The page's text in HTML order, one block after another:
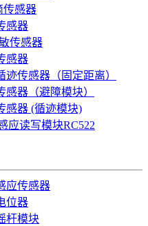
传感器
感器
传感器
感器
迹传感器（固定距离）
感器（避障模块）
感器 (循迹模块)
应读写模块RC522
应传感器
位器
杆模块